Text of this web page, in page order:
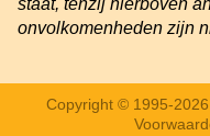
staat, tenzij hierboven
onvolkomenheden zijn
Copyright © 1995-